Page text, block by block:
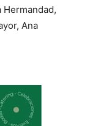
Ana